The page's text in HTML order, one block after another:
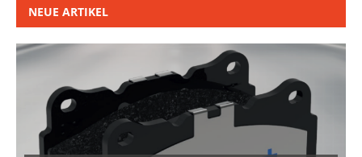
NEUE ARTIKEL